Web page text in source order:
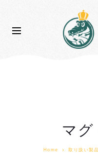
マグ
Home 取り扱い製